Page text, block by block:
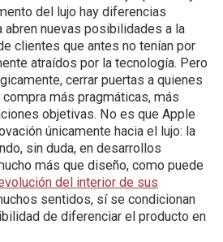
del lujo hay diferencias
abren nuevas posibilidades a la
clientes que antes no tenían por
atraídos por la tecnología. Pero
cerrar puertas a quienes
más pragmáticas, más
objetivas. No es que Apple
únicamente hacia el lujo: la
sin duda, en desarrollos
más que diseño, como puede
del interior de sus
sentidos, sí se condicionan
de diferenciar el producto en